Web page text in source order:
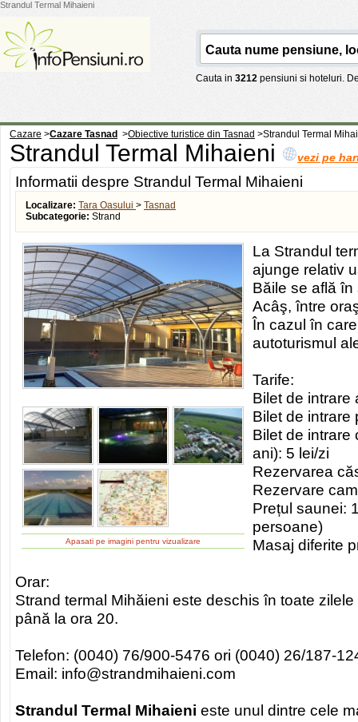
Strandul Termal Mihaieni
Cauta in 3212 pensiuni si hoteluri.
Cazare >Cazare Tasnad >Obiective turistice din Tasnad >Strandul Termal
Strandul Termal Mihaieni vezi pe
Informatii despre Strandul Termal Mihaieni
Localizare: Tara Oasului > Tasnad
Subcategorie: Strand
Apasati pe imagini pentru vizualizare
La Strandul
ajunge relativ
Băile se află
Acâş, între
În cazul în
autoturismul
Tarife:
Bilet de intrare
Bilet de intrare
Bilet de intrare
ani): 5 lei/zi
Rezervarea
Rezervare
Prețul saunei:
persoane)
Masaj diferite
Orar:
Strand termal Mihăieni este deschis în toate
până la ora 20.
Telefon: (0040) 76/900-5476 ori (0040) 26/187-
Email: info@strandmihaieni.com
Strandul Termal Mihaieni este unul dintre cele